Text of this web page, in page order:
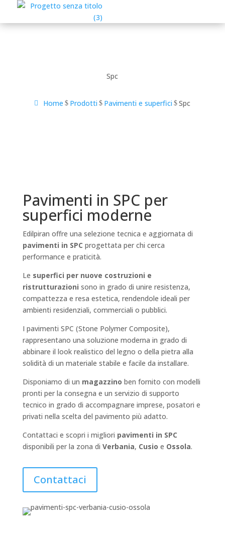
Spc
Home $ Prodotti $ Pavimenti e superfici $ Spc
Pavimenti in SPC per
superfici moderne
Edilpiran offre una selezione tecnica e aggiornata di
pavimenti in SPC progettata per chi cerca
performance e praticità.
Le superfici per nuove costruzioni e
ristrutturazioni sono in grado di unire resistenza,
compattezza e resa estetica, rendendole ideali per
ambienti residenziali, commerciali o pubblici.
I pavimenti SPC (Stone Polymer Composite),
rappresentano una soluzione moderna in grado di
abbinare il look realistico del legno o della pietra alla
solidità di un materiale stabile e facile da installare.
Disponiamo di un magazzino ben fornito con modelli
pronti per la consegna e un servizio di supporto
tecnico in grado di accompagnare imprese, posatori e
privati nella scelta del pavimento più adatto.
Contattaci e scopri i migliori pavimenti in SPC
disponibili per la zona di Verbania, Cusio e Ossola.
Contattaci